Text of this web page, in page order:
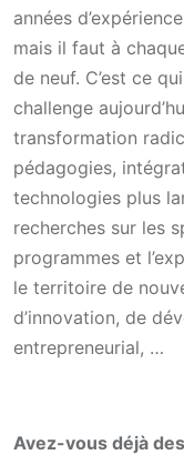
années
mais il faut à
de neuf. C’est ce
challenge
transformation
pédagogies,
technologies plus
recherches sur les
programmes et
le territoire de
d’innovation, de
entrepreneurial, …
Avez-vous déjà